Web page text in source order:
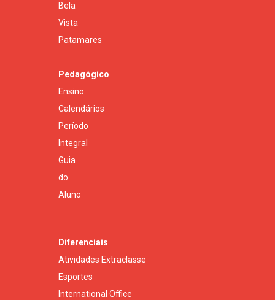
Bela
Vista
Patamares
Pedagógico
Ensino
Calendários
Período
Integral
Guia
do
Aluno
Diferenciais
Atividades Extraclasse
Esportes
International Office